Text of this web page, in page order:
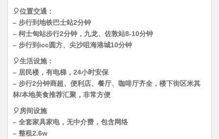
🎈位置交通：
– 步行到地铁巴士站2分钟
– 柯士甸站步行2分钟，九龙、佐敦站8-10分钟
– 步行到icc圆方、尖沙咀海港城10分钟
🎈生活设施：
– 居民楼，有电梯，24小时安保
– 步行2分钟商超、便利店、餐厅、咖啡厅齐全，楼下街区米其
林/本地美食推荐汇聚，非常方便
🎈房间设施
– 全套家具家电，无中介费，包含网络
– 整租2.6w